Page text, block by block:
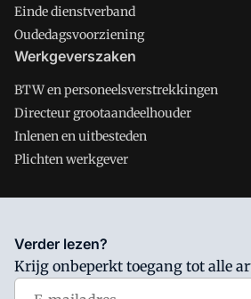
Einde dienstverband
Oudedagsvoorziening
Werkgeverszaken
BTW en personeelsverstrekkingen
Directeur grootaandeelhouder
Inlenen en uitbesteden
Plichten werkgever
Salarisnet is onderdeel van VMN media.
waar VMN media voor staat. Op gebruik
volgende regelingen van toepassing:
Verder lezen?
Krijg onbeperkt toegang tot alle